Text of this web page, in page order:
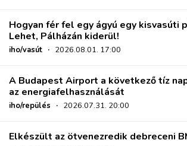
Hogyan fér fel egy ágyú egy kisvasúti
Lehet, Pálházán kiderül!
iho/vasút · 2026.08.01. 17:00
A Budapest Airport a következő tíz
az energiafelhasználását
iho/repülés · 2026.07.31. 20:00
Elkészült az ötvenezredik debreceni